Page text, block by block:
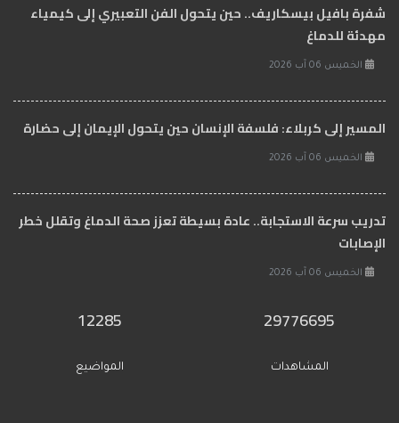
شفرة بافيل بيسكاريف.. حين يتحول الفن التعبيري إلى كيمياء
مهدئة للدماغ
الخميس 06 آب 2026
المسير إلى كربلاء: فلسفة الإنسان حين يتحول الإيمان إلى حضارة
الخميس 06 آب 2026
تدريب سرعة الاستجابة.. عادة بسيطة تعزز صحة الدماغ وتقلل خطر
الإصابات
الخميس 06 آب 2026
29776695
المشاهدات
12285
المواضيع